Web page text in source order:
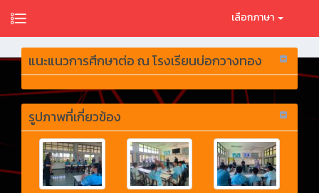
เลือกภาษา
แนะแนวการศึกษาต่อ ณ โรงเรียนบ่อกวางทอง
รูปภาพที่เกี่ยวข้อง